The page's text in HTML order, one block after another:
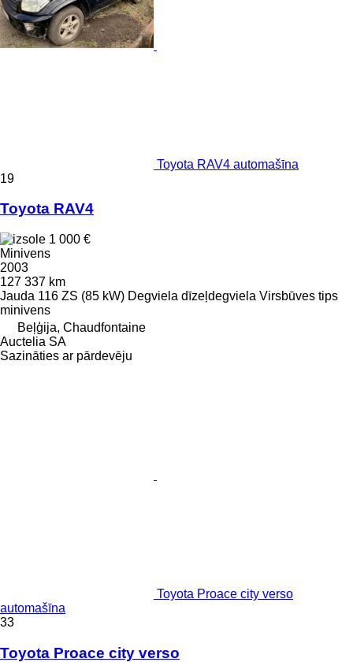
Toyota RAV4 automašīna
19
Toyota RAV4
1 000 €
Minivens
2003
127 337 km
Jauda 116 ZS (85 kW) Degviela dīzeļdegviela Virsbūves tips
minivens
Beļģija, Chaudfontaine
Auctelia SA
Sazināties ar pārdevēju
Toyota Proace city verso
automašīna
33
Toyota Proace city verso